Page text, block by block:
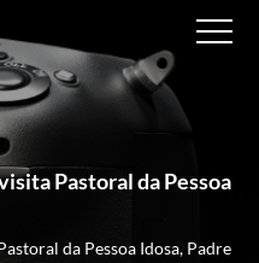
Pastoral da Pessoa
da Pessoa Idosa, Padre